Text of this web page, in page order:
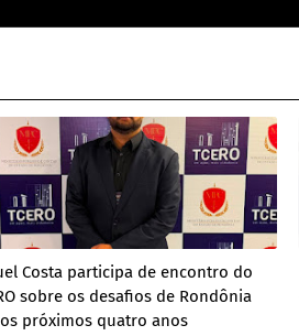
Costa participa de encontro do
sobre os desafios de Rondônia
próximos quatro anos